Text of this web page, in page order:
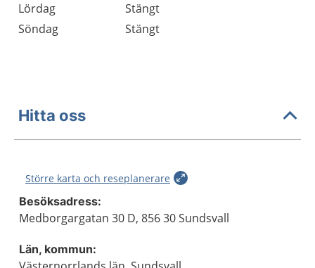
Lördag
Stängt
Söndag
Stängt
Hitta oss
Större karta och reseplanerare
Besöksadress:
Medborgargatan 30 D, 856 30 Sundsvall
Län, kommun: